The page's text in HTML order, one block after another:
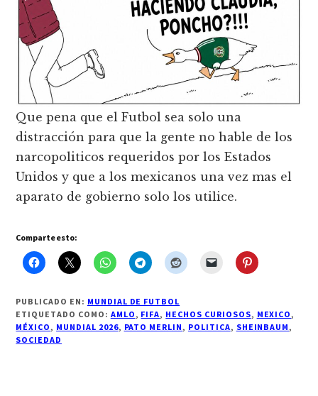
Que pena que el Futbol sea solo una
distracción para que la gente no hable de los
narcopoliticos requeridos por los Estados
Unidos y que a los mexicanos una vez mas el
aparato de gobierno solo los utilice.
Comparte esto:
PUBLICADO EN: MUNDIAL DE FUTBOL
ETIQUETADO COMO: AMLO, FIFA, HECHOS CURIOSOS, MEXICO,
MÉXICO, MUNDIAL 2026, PATO MERLIN, POLITICA, SHEINBAUM,
SOCIEDAD